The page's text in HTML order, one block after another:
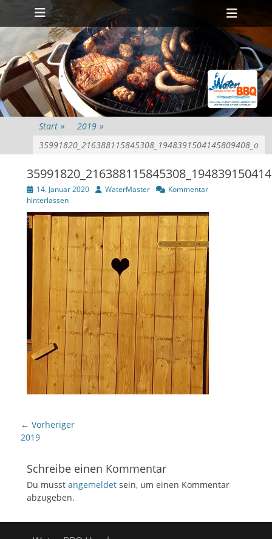
Primäres Menü
Zum
Inhalt
springen
Start » 2019 »
35991820_216388115845308_1948391504145809408_o
Veröffentlicht
am
14. Januar 2020 AutorWaterMaster
Kommentar
hinterlassen
Beitragsnavigation
← Vorheriger
Vorheriger
2019
Schreibe einen Kommentar
Du musst angemeldet sein, um einen Kommentar
abzugeben.